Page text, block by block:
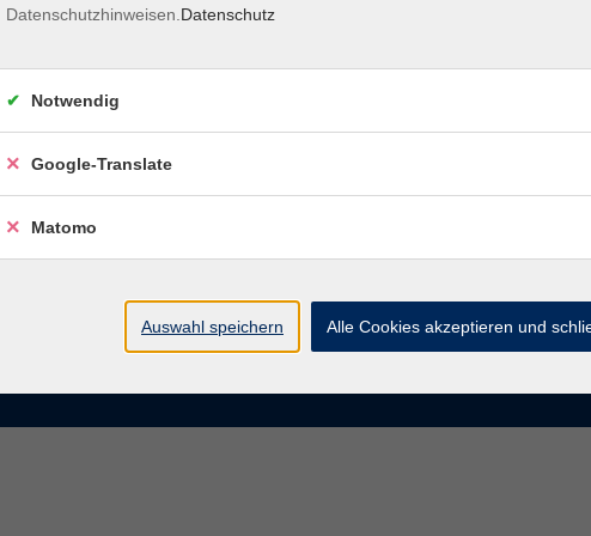
96450 Coburg
info@vhs-coburg.de
Tel: 09561 8825-0
Datenschutzhinweisen. Datenschutz
Notwendig
Google-Translate
Matomo
Auswahl speichern Alle Cookies akzeptieren und